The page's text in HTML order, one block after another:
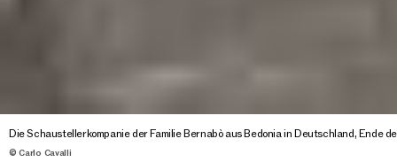
Die Schaustellerkompanie der Familie Bernabò aus Bedonia in Deutschland, Ende
© Carlo Cavalli